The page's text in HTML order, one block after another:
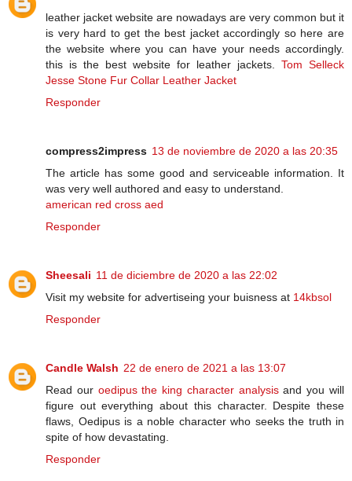
leather jacket website are nowadays are very common but it
is very hard to get the best jacket accordingly so here are
the website where you can have your needs accordingly.
this is the best website for leather jackets. Tom Selleck
Jesse Stone Fur Collar Leather Jacket
Responder
compress2impress 13 de noviembre de 2020 a las 20:35
The article has some good and serviceable information. It
was very well authored and easy to understand.
american red cross aed
Responder
Sheesali 11 de diciembre de 2020 a las 22:02
Visit my website for advertiseing your buisness at 14kbsol
Responder
Candle Walsh 22 de enero de 2021 a las 13:07
Read our oedipus the king character analysisand you will
figure out everything about this character. Despite these
flaws, Oedipus is a noble character who seeks the truth in
spite of how devastating.
Responder